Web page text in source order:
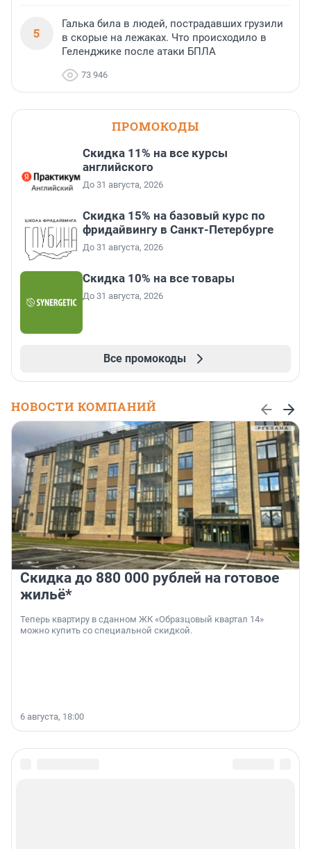
5
Галька била в людей, пострадавших грузили
в скорые на лежаках. Что происходило в
Геленджике после атаки БПЛА
73 946
ПРОМОКОДЫ
Скидка 11% на все курсы
английского
До 31 августа, 2026
Скидка 15% на базовый курс по
фридайвингу в Санкт-Петербурге
До 31 августа, 2026
Скидка 10% на все товары
До 31 августа, 2026
Все промокоды
НОВОСТИ КОМПАНИЙ
Скидка до 880 000 рублей на готовое
жильё*
Теперь квартиру в сданном ЖК «Образцовый квартал 14»
можно купить со специальной скидкой.
6 августа, 18:00